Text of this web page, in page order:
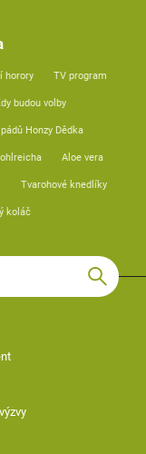
horory TV program
budou volby
Honzy Dědka
Aloe vera
Tvarohové knedlíky
koláč